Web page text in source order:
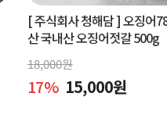
[ 주식회사 청해담 ]오징어
산 국내산 오징어젓갈 500g
18,000원
17% 15,000원